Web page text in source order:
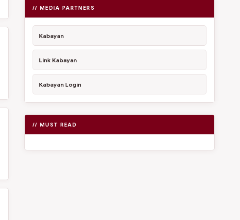
// MEDIA PARTNERS
Kabayan
Link Kabayan
Kabayan Login
// MUST READ